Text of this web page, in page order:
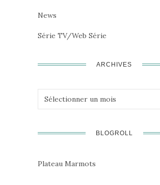
News
Série TV/Web Série
ARCHIVES
Archives
BLOGROLL
Plateau Marmots